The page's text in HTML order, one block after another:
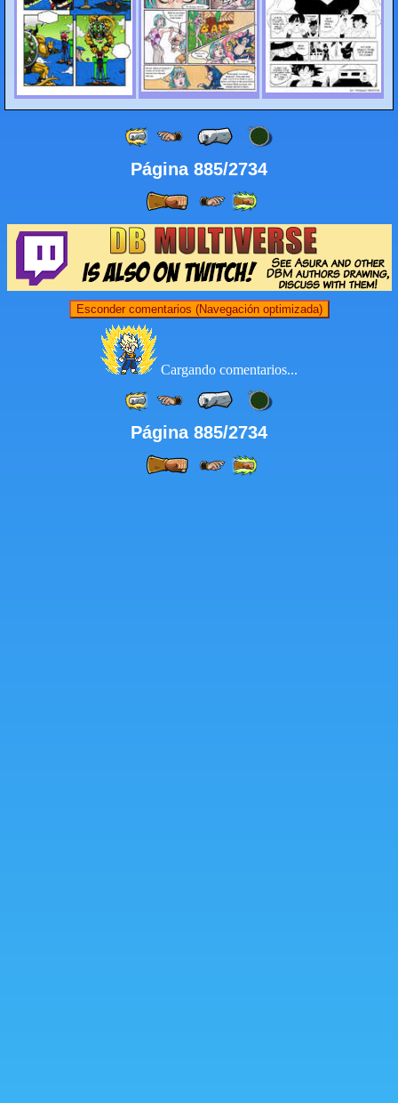
Página 885/2734
Esconder comentarios (Navegación optimizada)
Cargando comentarios...
Página 885/2734